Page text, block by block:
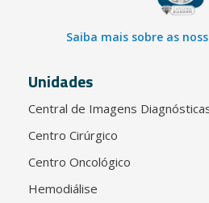
Saiba mais sobre as
Unidades
Central de Imagens
Centro Cirúrgico
Centro Oncológico
Hemodiálise